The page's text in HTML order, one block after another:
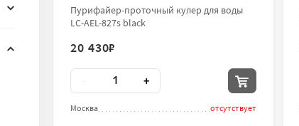
Пурифайер-проточный кулер для воды
LC-AEL-827s black
20 430₽
Количество +
Москва отсутствует